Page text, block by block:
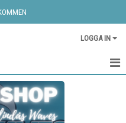
LOGGA IN